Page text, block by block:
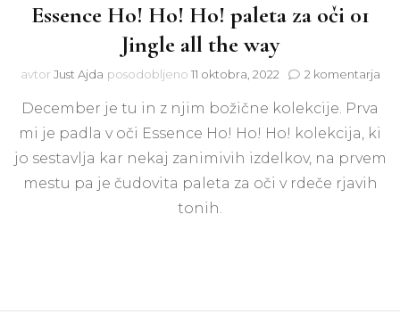
Essence Ho! Ho! Ho! paleta za oči 01
Jingle all the way
avtor Just Ajda posodobljeno 11 oktobra, 2022 2 komentarjana
Ho!
December je tu in z njim božične kolekcije. Prva
mi je padla v oči Essence Ho! Ho! Ho! kolekcija, ki
jo sestavlja kar nekaj zanimivih izdelkov, na prvem
mestu pa je čudovita paleta za oči v rdeče rjavih
tonih.